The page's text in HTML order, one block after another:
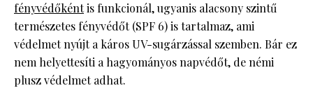
fényvédőkéntis funkcionál, ugyanis alacsony szintű
természetes fényvédőt (SPF 6) is tartalmaz, ami
védelmet nyújt a káros UV-sugárzással szemben. Bár ez
nem helyettesíti a hagyományos napvédőt, de némi
plusz védelmet adhat.